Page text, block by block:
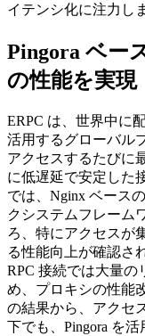
イテンシ化に注力し
Pingora ベー
の性能を実現
ERPC は、世界中に
活用するグローバル
アクセスするたびに
に低遅延で安定した
では、Nginx ベース
クシステムフレーム
ろ、特にアクセスが
る性能向上が確認さ
RPC 接続では大量の
め、プロキシの性能
の結果から、アクセ
下でも、Pingora を